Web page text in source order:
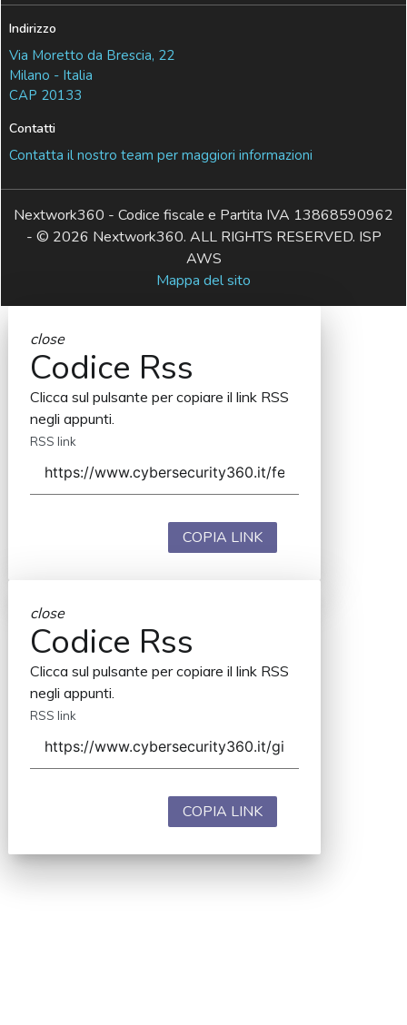
Indirizzo
Via Moretto da Brescia, 22
Milano - Italia
CAP 20133
Contatti
Contatta il nostro team per maggiori informazioni
Nextwork360 - Codice fiscale e Partita IVA 13868590962
- © 2026 Nextwork360. ALL RIGHTS RESERVED. ISP
AWS
Mappa del sito
close
Codice Rss
Clicca sul pulsante per copiare il link RSS
negli appunti.
RSS link
COPIA LINK
close
Codice Rss
Clicca sul pulsante per copiare il link RSS
negli appunti.
RSS link
COPIA LINK